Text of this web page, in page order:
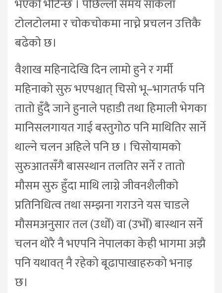
भएको भेटिन्छ । पछिल्लो समय साकेला
टोलटोलमा र चोकचोकमा नाच्ने प्रचलन उत्तिकै
बढेको छ।
वैशाख महिनादेखि दिन लामो हुने र गर्मी
महिनाको सुरु भएपश्चात् चिसो भू–भागतर्फ पनि
तातो हुँदै जाने हुनाले पहाडी तथा हिमाली भेगका
मानिसलगायत गाई बस्तुगोठ पनि माथितिर सार्ने
थाल्ने चलन अहिले पनि छ । चिसोयामको
सुरुआतसँगै बासस्थान तलतिर सर्ने र तातो
मौसम सुरु हुँदा माथि लाग्ने जीवनशैलीको
प्रतिनिधित्व तथा सम्झना गराउने यस चाडले
मौसमअनुसार तल (उधोँ) वा (उभोँ) बास्थान सर्ने
चलन थोरै नै भएपनि नेपालका केही भागमा अझै
पनि यथावत् नै रहेको बूढापाखाहरुको भनाइ
छ।